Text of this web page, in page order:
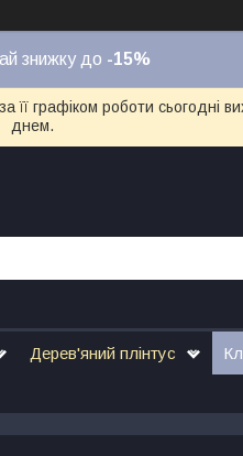
знижку до -15%
графіком роботи
днем.
Дерев'яний плінтус